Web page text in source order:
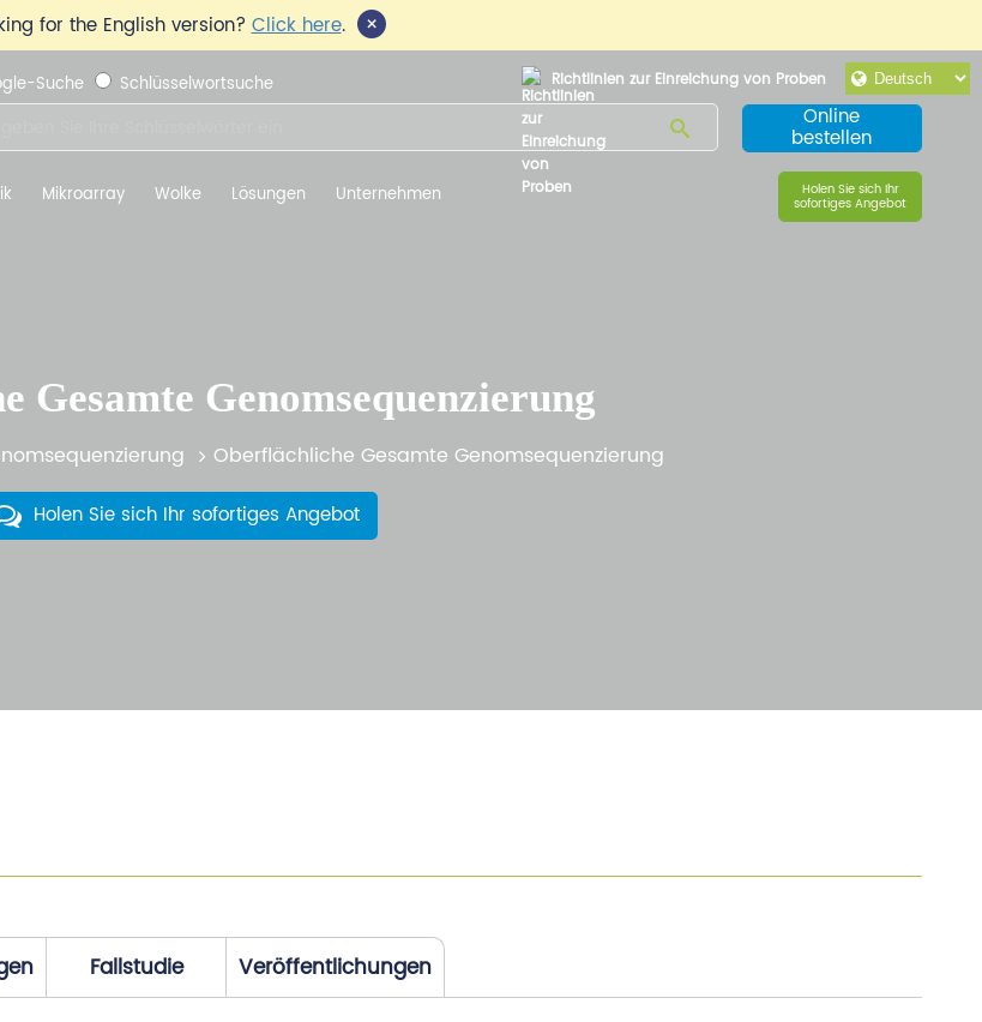
for the English version?Click here. ×
Richtlinien zur Einreichung von Proben
Suche Schlüsselwortsuche
Online
bestellen
Mikroarray Wolke Lösungen Unternehmen Holen Sie sich Ihr
sofortiges Angebot
Gesamte Genomsequenzierung
Oberflächliche Gesamte Genomsequenzierung
Holen Sie sich Ihr sofortiges Angebot
Fallstudie Veröffentlichungen